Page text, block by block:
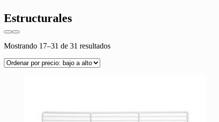
Estructurales
Mostrando 17–31 de 31 resultadosOrdenado